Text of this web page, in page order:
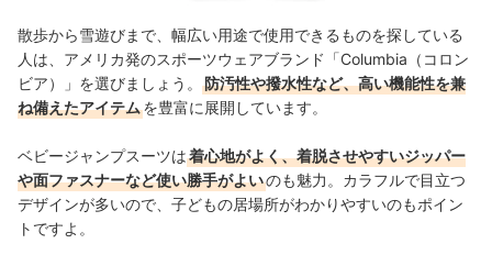
散歩から雪遊びまで、幅広い用途で使用できるものを探している
人は、アメリカ発のスポーツウェアブランド「Columbia（コロン
ビア）」を選びましょう。
防汚性や撥水性など、高い機能性を兼
ね備えたアイテムを豊富に展開しています。
ベビージャンプスーツは着心地がよく、着脱させやすいジッパー
や面ファスナーなど使い勝手がよいのも魅力。カラフルで目立つ
デザインが多いので、子どもの居場所がわかりやすいのもポイン
トですよ。